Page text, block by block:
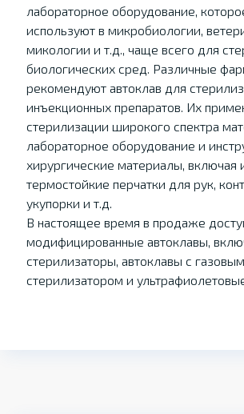
лабораторное оборудование,
используют в микробиологии,
микологии и т.д., чаще всего для
биологических сред. Различные
рекомендуют автоклав для
инъекционных препаратов. Их
стерилизации широкого спектра
лабораторное оборудование и
хирургические материалы, включая
термостойкие перчатки для рук,
укупорки и т.д.
В настоящее время в продаже
модифицированные автоклавы,
стерилизаторы, автоклавы с газовым
стерилизатором и